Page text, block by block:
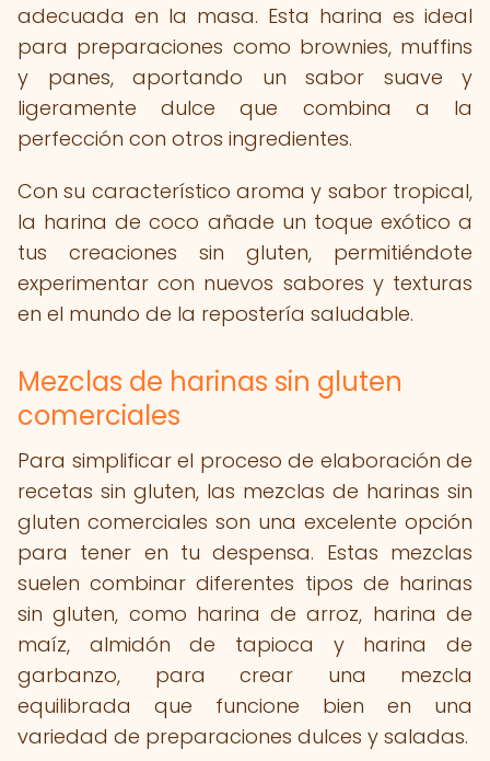
adecuada en la masa. Esta harina es ideal
para preparaciones como brownies, muffins
y panes, aportando un sabor suave y
ligeramente dulce que combina a la
perfección con otros ingredientes.
Con su característico aroma y sabor tropical,
la harina de coco añade un toque exótico a
tus creaciones sin gluten, permitiéndote
experimentar con nuevos sabores y texturas
en el mundo de la repostería saludable.
Mezclas de harinas sin gluten
comerciales
Para simplificar el proceso de elaboración de
recetas sin gluten, las mezclas de harinas sin
gluten comerciales son una excelente opción
para tener en tu despensa. Estas mezclas
suelen combinar diferentes tipos de harinas
sin gluten, como harina de arroz, harina de
maíz, almidón de tapioca y harina de
garbanzo, para crear una mezcla
equilibrada que funcione bien en una
variedad de preparaciones dulces y saladas.